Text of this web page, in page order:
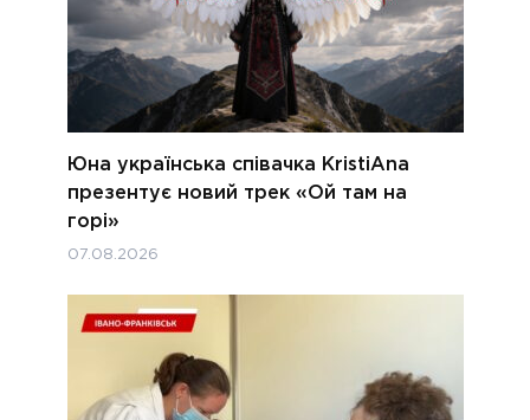
Юна українська співачка KristiAna
презентує новий трек «Ой там на
горі»
07.08.2026